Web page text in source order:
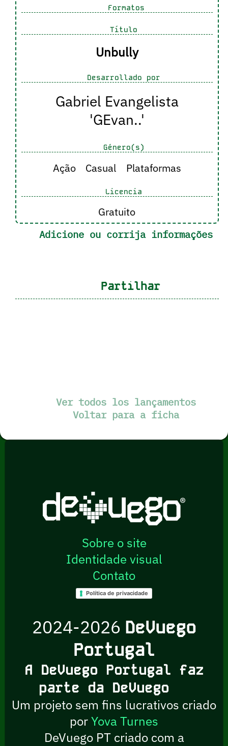
Formatos
Título
Unbully
Desarrollado por
Gabriel Evangelista
'GEvan..'
Género(s)
Ação Casual Plataformas
Licencia
Gratuito
Adicione ou corrija informações
Partilhar
Ver todos los lançamentos
Voltar para a ficha
Sobre o site
Identidade visual
Contato
Política de privacidade
2024-2026 DeVuego
Portugal
A DeVuego Portugal faz
parte da DeVuego
Um projeto sem fins lucrativos criado
porYova Turnes
DeVuego PT criado com a